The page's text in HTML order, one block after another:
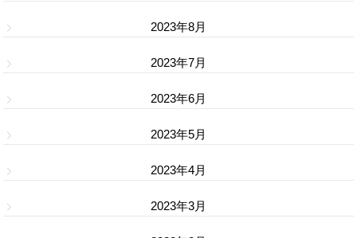
2023年8月
2023年7月
2023年6月
2023年5月
2023年4月
2023年3月